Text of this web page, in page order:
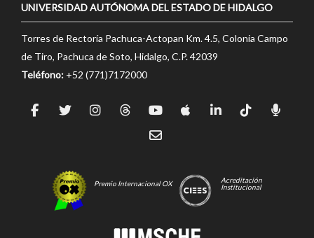
UNIVERSIDAD AUTÓNOMA DEL ESTADO DE HIDALGO
Torres de Rectoría Pachuca-Actopan Km. 4.5, Colonia Campo
de Tiro, Pachuca de Soto, Hidalgo, C.P. 42039
Teléfono: +52 (771)7172000
Premio Internacional OX
Acreditación
Institucional